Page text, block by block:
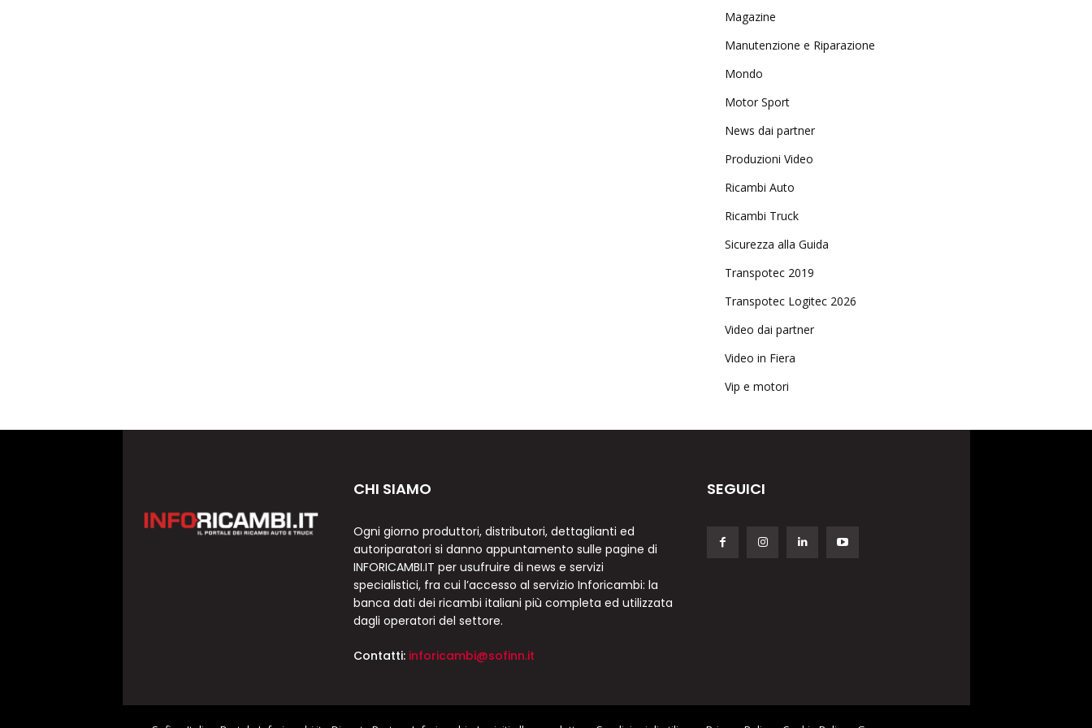
Magazine
Manutenzione e Riparazione
Mondo
Motor Sport
News dai partner
Produzioni Video
Ricambi Auto
Ricambi Truck
Sicurezza alla Guida
Transpotec 2019
Transpotec Logitec 2026
Video dai partner
Video in Fiera
Vip e motori
CHI SIAMO
Ogni giorno produttori, distributori, dettaglianti ed
autoriparatori si danno appuntamento sulle pagine di
INFORICAMBI.IT per usufruire di news e servizi
specialistici, fra cui l’accesso al servizio Inforicambi: la
banca dati dei ricambi italiani più completa ed utilizzata
dagli operatori del settore.
Contatti: inforicambi@sofinn.it
SEGUICI